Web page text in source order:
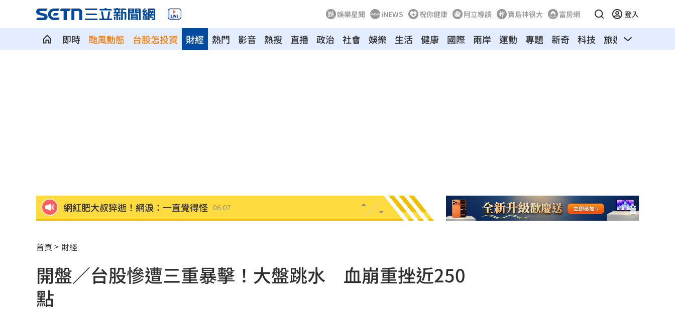
娛樂星聞 iNEWS 祝你健康 阿立導讀 寶島神很大 富房網 登入
即時 颱風動態 台股怎投資 熱門 影音 熱搜 直播 政治 社會 娛樂 生活 健康 國際 兩岸 運動
財經 專題 新奇 科技 旅遊 汽車
白海豚最快今發海警！專家曝停班停課機率
19歲男上國道「離奇火燒車」3人急逃保命
避開財務盲點！學會跟家人談錢！ 06:00
首頁 財經
開盤／台股慘遭三重暴擊！大盤跳水 血崩重挫近250
點